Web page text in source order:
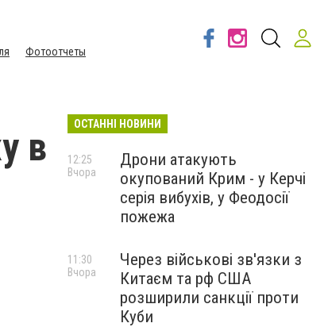
Фотоотчеты
в
ОСТАННІ НОВИНИ
Дрони атакують
окупований Крим - у Керчі
серія вибухів, у Феодосії
пожежа
12:25
Вчора
Через військові зв'язки з
Китаєм та рф США
розширили санкції проти
Куби
11:30
Вчора